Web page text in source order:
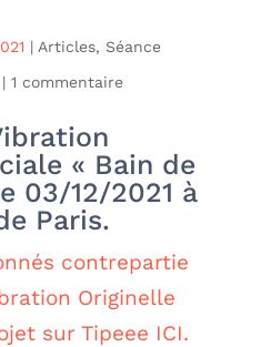
| Articles, Séance
1 commentaire
« Bain de
03/12/2021 à
Paris.
contrepartie
Originelle
sur Tipeee ICI.